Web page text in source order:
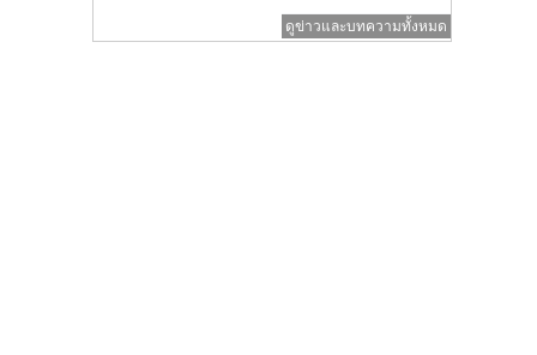
ดูข่าวและบทความทั้งหมด